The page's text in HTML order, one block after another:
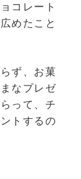
コレート
めたこと
ず、お菓
なプレゼ
って、チ
トするの